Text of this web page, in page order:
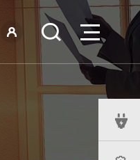
그인